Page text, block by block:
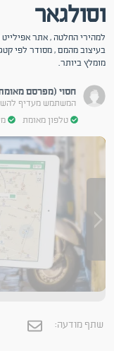
וסולגאר
למהירי החלטה , אתר
בעיצוב מהמם , מסודר לפי
מומלץ ביותר.
חסוי (מפרסם
המשתמש מעדיף
טלפון מאומת
שתף מודעה: